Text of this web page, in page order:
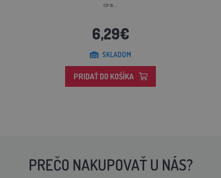
ora...
6,29€
SKLADOM
PRIDAŤ DO KOŠÍKA
PREČO NAKUPOVAŤ U NÁS?